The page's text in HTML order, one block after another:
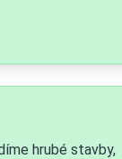
hrubé stavby,